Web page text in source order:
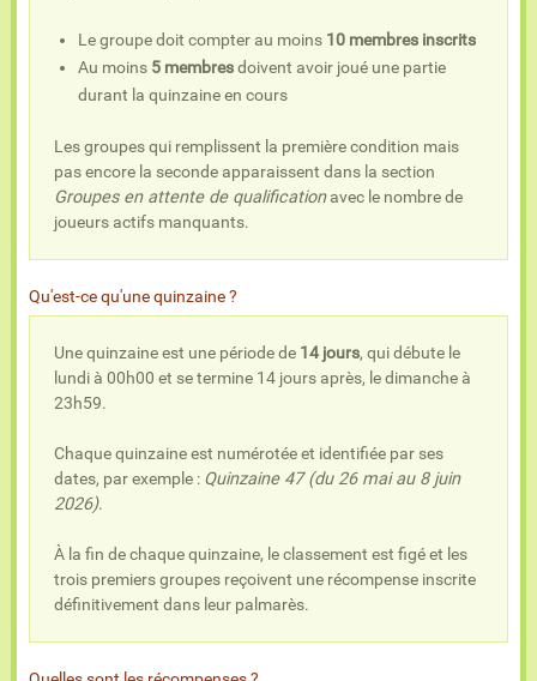
Le groupe doit compter au moins 10 membres inscrits
Au moins 5 membresdoivent avoir joué une partie
durant la quinzaine en cours
Les groupes qui remplissent la première condition mais
pas encore la seconde apparaissent dans la section
Groupes en attente de qualificationavec le nombre de
joueurs actifs manquants.
Qu'est-ce qu'une quinzaine ?
Une quinzaine est une période de 14 jours, qui débute le
lundi à 00h00 et se termine 14 jours après, le dimanche à
23h59.
Chaque quinzaine est numérotée et identifiée par ses
dates, par exemple : Quinzaine 47 (du 26 mai au 8 juin
2026).
À la fin de chaque quinzaine, le classement est figé et les
trois premiers groupes reçoivent une récompense inscrite
définitivement dans leur palmarès.